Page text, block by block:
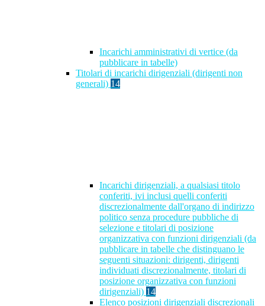
Incarichi amministrativi di vertice (da
pubblicare in tabelle)
Titolari di incarichi dirigenziali (dirigenti non
generali) 14
Incarichi dirigenziali, a qualsiasi titolo
conferiti, ivi inclusi quelli conferiti
discrezionalmente dall'organo di indirizzo
politico senza procedure pubbliche di
selezione e titolari di posizione
organizzativa con funzioni dirigenziali (da
pubblicare in tabelle che distinguano le
seguenti situazioni: dirigenti, dirigenti
individuati discrezionalmente, titolari di
posizione organizzativa con funzioni
dirigenziali) 14
Elenco posizioni dirigenziali discrezionali